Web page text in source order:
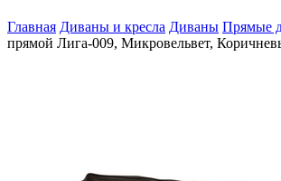
Главная Диваны и кресла Диваны Прямые
прямой Лига-009, Микровельвет,